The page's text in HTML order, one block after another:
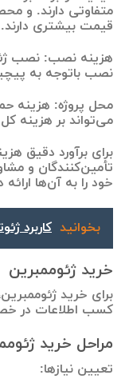
متفاوتی دارند. و
قیمت بیشتری دارند.
هزینه نصب: نصب
نصب باتوجه به
محل پروژه: هزینه
می‌تواند بر هزینه کل
برای برآورد دقیق‌
تأمین‌کنندگان و
خود را به آن‌ها
بخوانید کاربرد
خرید ژئوممبرین
برای خرید
کسب اطلاعات در
مراحل خرید
تعیین نیازها: